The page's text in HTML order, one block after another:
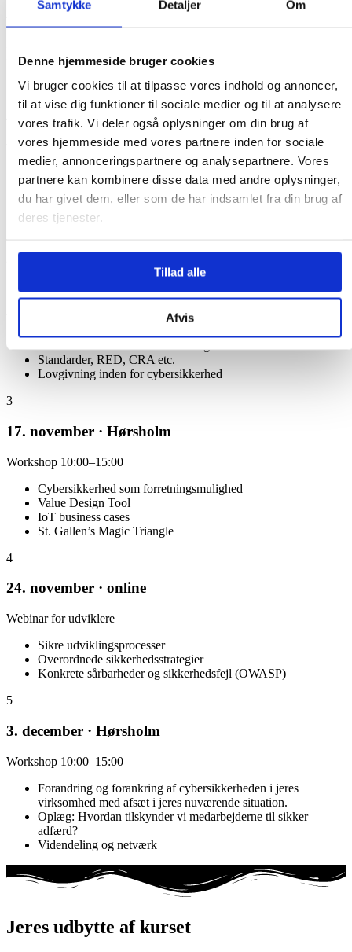
Samtykke Detaljer Om
Denne hjemmeside bruger cookies
Vi bruger cookies til at tilpasse vores indhold og annoncer,
til at vise dig funktioner til sociale medier og til at analysere
vores trafik. Vi deler også oplysninger om din brug af
vores hjemmeside med vores partnere inden for sociale
medier, annonceringspartnere og analysepartnere. Vores
partnere kan kombinere disse data med andre oplysninger,
du har givet dem, eller som de har indsamlet fra din brug af
deres tjenester.
Tillad alle
Afvis
Indhold på kurset
4. november · Hørsholm
Workshop 10:00–15:00
Risikovurdering
Kontekst
Fastlæggelse af scope og aktiver
11. november ·Hørsholm
Standarder, RED, CRA etc.
Lovgivning inden for cybersikkerhed
3
17. november · Hørsholm
Workshop 10:00–15:00
Cybersikkerhed som forretningsmulighed
Value Design Tool
IoT business cases
St. Gallen’s Magic Triangle
4
24. november · online
Webinar for udviklere
Sikre udviklingsprocesser
Overordnede sikkerhedsstrategier
Konkrete sårbarheder og sikkerhedsfejl (OWASP)
5
3. december · Hørsholm
Workshop 10:00–15:00
Forandring og forankring af cybersikkerheden i jeres
virksomhed med afsæt i jeres nuværende situation.
Oplæg: Hvordan tilskynder vi medarbejderne til sikker
adfærd?
Videndeling og netværk
Jeres udbytte af kurset